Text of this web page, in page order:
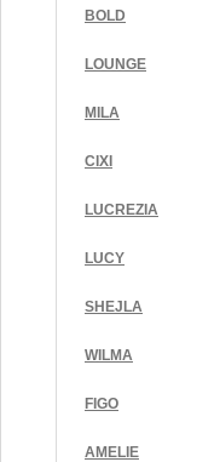
BOLD
LOUNGE
MILA
CIXI
LUCREZIA
LUCY
SHEJLA
WILMA
FIGO
AMELIE